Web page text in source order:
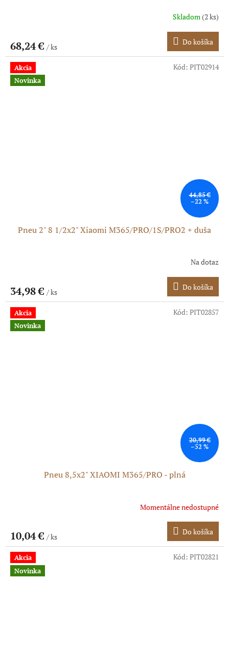
Skladom(2 ks)
68,24 € / ks
Do košíka
Akcia
Novinka
44,85 €
–22 %
Pneu 2" 8 1/2x2" Xiaomi M365/PRO/1S/PRO2 + duša
Na dotaz
34,98 € / ks
Do košíka
Kód: PIT02914
Akcia
Novinka
20,99 €
–52 %
Pneu 8,5x2" XIAOMI M365/PRO - plná
Momentálne nedostupné
10,04 € / ks
Do košíka
Kód: PIT02857
Akcia
Novinka
Kód: PIT02821